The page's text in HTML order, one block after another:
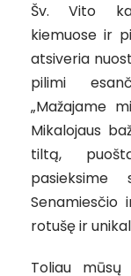
Šv. Vito
kiemuose ir
atsiveria
pilimi
„Mažajame
Mikalojaus
tiltą,
pasieksime
Senamiesčio
rotušę ir
Toliau mūsų